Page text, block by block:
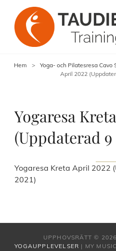
Hem > Yoga- och Pilatesresa Cavo
April 2022
Yogaresa
(Uppdaterad 9
Yogaresa Kreta April 2022
2021)
UPPHOVSRÄTT © 2026
YOGAUPPLEVELSER | MY